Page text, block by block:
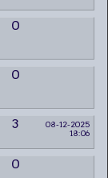
0
0
3
08-12-2025
18:06
0